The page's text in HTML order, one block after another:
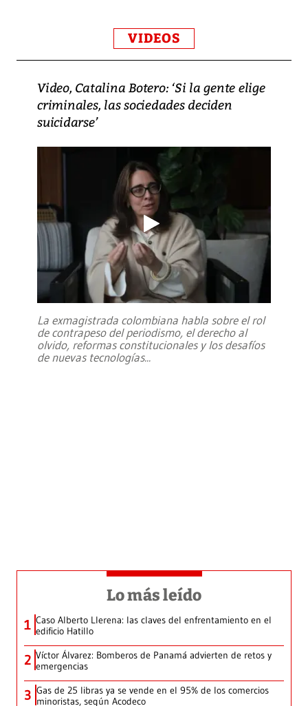
VIDEOS
Video, Catalina Botero: ‘Si la gente elige
criminales, las sociedades deciden
suicidarse’
La exmagistrada colombiana habla sobre el rol
de contrapeso del periodismo, el derecho al
olvido, reformas constitucionales y los desafíos
de nuevas tecnologías...
Lo más leído
1 Caso Alberto Llerena: las claves del enfrentamiento en el
edificio Hatillo
2 Víctor Álvarez: Bomberos de Panamá advierten de retos y
emergencias
3 Gas de 25 libras ya se vende en el 95% de los comercios
minoristas, según Acodeco